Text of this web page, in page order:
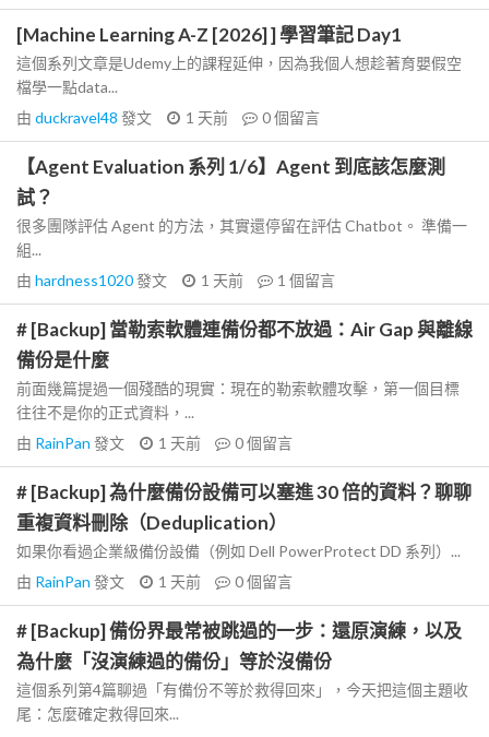
[Machine Learning A-Z [2026] ] 學習筆記 Day1
這個系列文章是Udemy上的課程延伸，因為我個人想趁著育嬰假空
檔學一點data...
由 duckravel48 發文 1 天前 0個留言
【Agent Evaluation 系列 1/6】Agent 到底該怎麼測
試？
很多團隊評估 Agent 的方法，其實還停留在評估 Chatbot。 準備一
組...
由 hardness1020發文 1 天前 1 個留言
# [Backup] 當勒索軟體連備份都不放過：Air Gap 與離線
備份是什麼
前面幾篇提過一個殘酷的現實：現在的勒索軟體攻擊，第一個目標
往往不是你的正式資料，...
由 RainPan 發文 1 天前 0個留言
# [Backup] 為什麼備份設備可以塞進 30 倍的資料？聊聊
重複資料刪除（Deduplication）
如果你看過企業級備份設備（例如 Dell PowerProtect DD 系列）...
由 RainPan 發文 1 天前 0個留言
# [Backup] 備份界最常被跳過的一步：還原演練，以及
為什麼「沒演練過的備份」等於沒備份
這個系列第4篇聊過「有備份不等於救得回來」，今天把這個主題收
尾：怎麼確定救得回來...